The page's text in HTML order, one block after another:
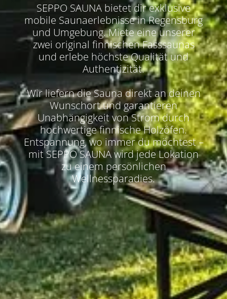
SEPPO SAUNA bietet dir exklusive
mobile Saunaerlebnisse in Regensburg
und Umgebung.Miete eine unserer
zwei original finnischen Fasssaunas
und erlebe höchste Qualität und
Authentizität.
Wir liefern die Sauna direkt an deinen
Wunschort und garantieren
Unabhängigkeit von Strom durch
hochwertige finnische Holzöfen.
Entspannung, wo immer du möchtest –
mit SEPPO SAUNA wird jede Lokation
zu einem persönlichen
Wellnessparadies.